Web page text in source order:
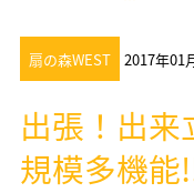
扇の森WEST 2017年01
出張！出来
規模多機能